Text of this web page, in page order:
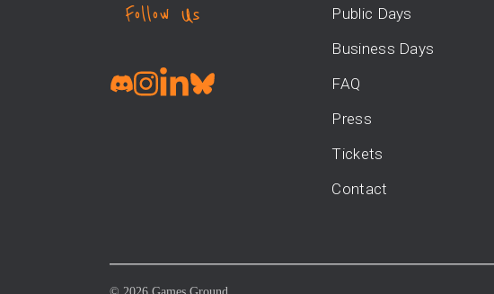
Follow Us
Public Days
Business Days
FAQ
Press
Tickets
Contact
© 2026 Games Ground.